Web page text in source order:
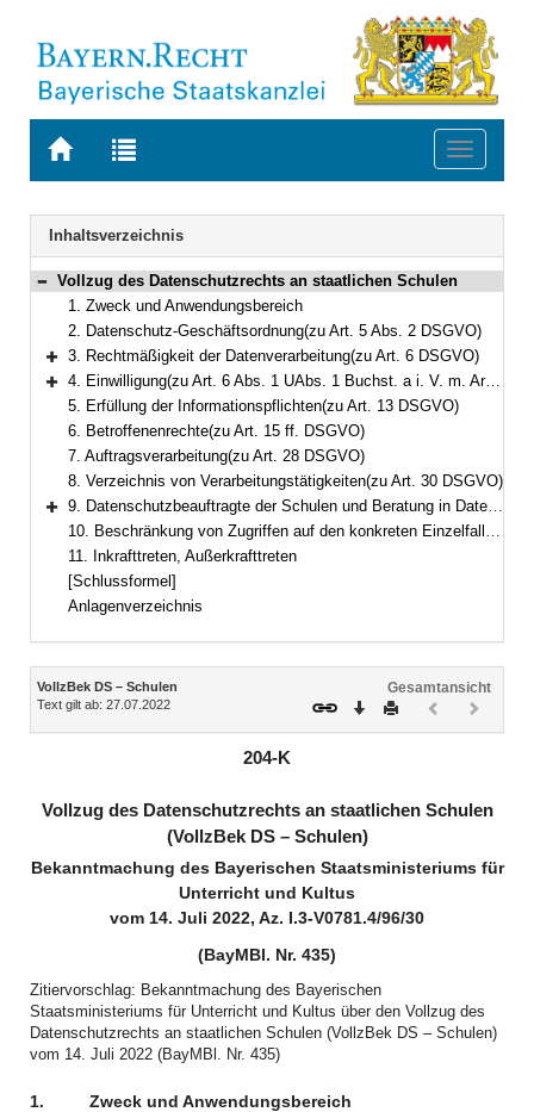
Zur
BAYERN.RECHT
Zur
letzten
Suche
Toggle
Navigation
Inhaltsverzeichnis
Bereich reduzieren
Vollzug des Datenschutzrechts an staatlichen Schulen
1. Zweck und Anwendungsbereich
2. Datenschutz-Geschäftsordnung(zu Art. 5 Abs. 2 DSGVO)
Bereich erweitern
3. Rechtmäßigkeit der Datenverarbeitung(zu Art. 6 DSGVO)
Bereich erweitern
4. Einwilligung(zu Art. 6 Abs. 1 UAbs. 1 Buchst. a i. V. m. Art. 7 DSGVO)
5. Erfüllung der Informationspflichten(zu Art. 13 DSGVO)
6. Betroffenenrechte(zu Art. 15 ff. DSGVO)
7. Auftragsverarbeitung(zu Art. 28 DSGVO)
8. Verzeichnis von Verarbeitungstätigkeiten(zu Art. 30 DSGVO)
Bereich erweitern
9. Datenschutzbeauftragte der Schulen und Beratung in Datenschutzfragen(zu Art. 37 DSGVO i. V. m. Art. 12 BayDSG)
10. Beschränkung von Zugriffen auf den konkreten Einzelfall(zu § 38 BaySchO und § 46 BaySchO – Anlage 2)
11. Inkrafttreten, Außerkrafttreten
[Schlussformel]
Anlagenverzeichnis
Inhalt
VollzBek DS – Schulen
Text gilt ab: 27.07.2022
Gesamtansicht
Download
DruckenVorheriges
204-K
Vollzug des Datenschutzrechts an staatlichen Schulen
(VollzBek DS – Schulen)
Bekanntmachung des Bayerischen Staatsministeriums für
Unterricht und Kultus
vom 14. Juli 2022, Az. I.3-V0781.4/96/30
(BayMBl. Nr. 435)
Zitiervorschlag: Bekanntmachung des Bayerischen
Staatsministeriums für Unterricht und Kultus über den Vollzug des
Datenschutzrechts an staatlichen Schulen (VollzBek DS – Schulen)
vom 14. Juli 2022 (BayMBl. Nr. 435)
1. Zweck und Anwendungsbereich